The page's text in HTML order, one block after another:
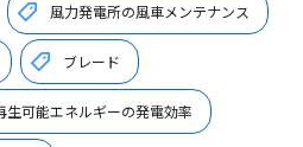
風力発電所の風車メンテナンス
ブレード
生可能エネルギーの発電効率